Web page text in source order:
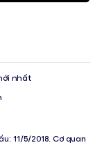
nhất
11/5/2018. Cơ quan